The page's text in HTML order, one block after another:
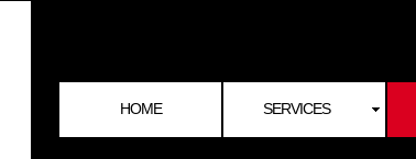
HOME SERVICES